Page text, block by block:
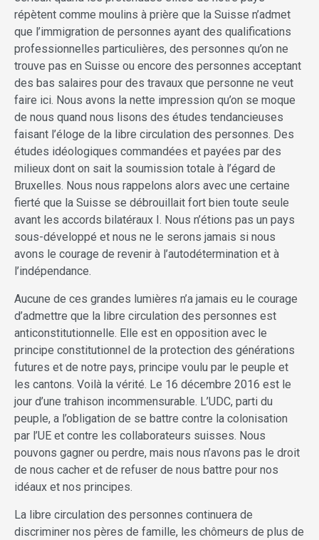
répètent comme moulins à prière que la Suisse n’admet
que l’immigration de personnes ayant des qualifications
professionnelles particulières, des personnes qu’on ne
trouve pas en Suisse ou encore des personnes acceptant
des bas salaires pour des travaux que personne ne veut
faire ici. Nous avons la nette impression qu’on se moque
de nous quand nous lisons des études tendancieuses
faisant l’éloge de la libre circulation des personnes. Des
études idéologiques commandées et payées par des
milieux dont on sait la soumission totale à l’égard de
Bruxelles. Nous nous rappelons alors avec une certaine
fierté que la Suisse se débrouillait fort bien toute seule
avant les accords bilatéraux I. Nous n’étions pas un pays
sous-développé et nous ne le serons jamais si nous
avons le courage de revenir à l’autodétermination et à
l’indépendance.
Aucune de ces grandes lumières n’a jamais eu le courage
d’admettre que la libre circulation des personnes est
anticonstitutionnelle. Elle est en opposition avec le
principe constitutionnel de la protection des générations
futures et de notre pays, principe voulu par le peuple et
les cantons. Voilà la vérité. Le 16 décembre 2016 est le
jour d’une trahison incommensurable. L’UDC, parti du
peuple, a l’obligation de se battre contre la colonisation
par l’UE et contre les collaborateurs suisses. Nous
pouvons gagner ou perdre, mais nous n’avons pas le droit
de nous cacher et de refuser de nous battre pour nos
idéaux et nos principes.
La libre circulation des personnes continuera de
discriminer nos pères de famille, les chômeurs de plus de